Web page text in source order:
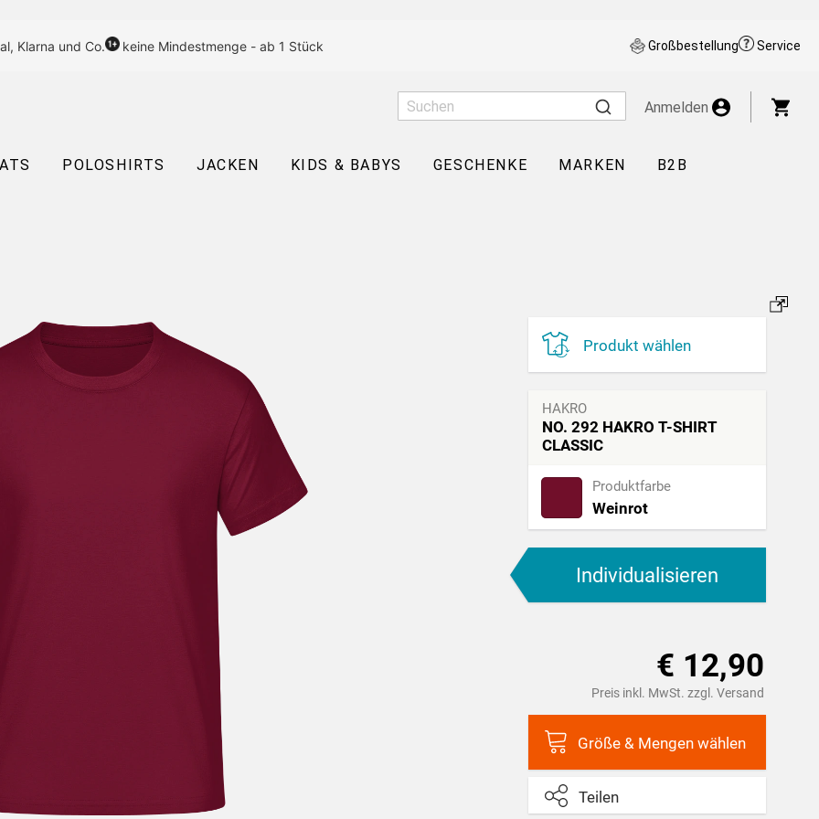
Klarna und Co. keine Mindestmenge - ab 1 Stück Großbestellung Service
Anmelden
POLOSHIRTS JACKEN KIDS & BABYS GESCHENKE MARKEN
B2B
Produkt wählen
HAKRO
NO. 292 HAKRO T-SHIRT
CLASSIC
Produktfarbe
Weinrot
Individualisieren
€ 12,90
Preis inkl. MwSt. zzgl. Versand
Größe & Mengen wählen
Teilen